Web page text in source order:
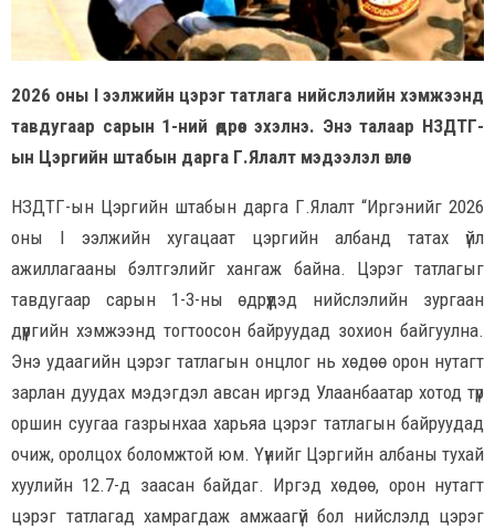
2026 оны I ээлжийн цэрэг татлага нийслэлийн хэмжээнд
тавдугаар сарын 1-ний өдрөөс эхэлнэ. Энэ талаар НЗДТГ-
ын Цэргийн штабын дарга Г.Ялалт мэдээлэл өглөө.
НЗДТГ-ын Цэргийн штабын дарга Г.Ялалт “Иргэнийг 2026
оны I ээлжийн хугацаат цэргийн албанд татах үйл
ажиллагааны бэлтгэлийг хангаж байна. Цэрэг татлагыг
тавдугаар сарын 1-3-ны өдрүүдэд нийслэлийн зургаан
дүүргийн хэмжээнд тогтоосон байруудад зохион байгуулна.
Энэ удаагийн цэрэг татлагын онцлог нь хөдөө орон нутагт
зарлан дуудах мэдэгдэл авсан иргэд Улаанбаатар хотод түр
оршин суугаа газрынхаа харьяа цэрэг татлагын байруудад
очиж, оролцох боломжтой юм. Үүнийг Цэргийн албаны тухай
хуулийн 12.7-д заасан байдаг. Иргэд хөдөө, орон нутагт
цэрэг татлагад хамрагдаж амжаагүй бол нийслэлд цэрэг